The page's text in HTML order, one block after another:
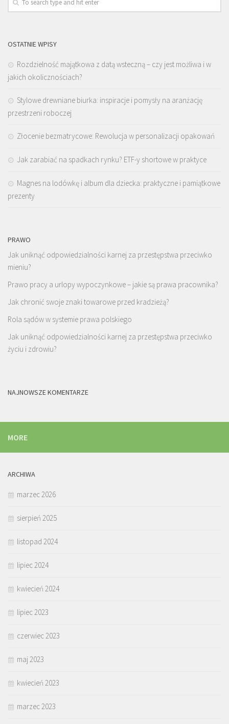
OSTATNIE WPISY
Rozdzielność majątkowa z datą wsteczną – czy jest możliwa i w
jakich okolicznościach?
Stylowe drewniane biurka: inspiracje i pomysły na aranżację
przestrzeni roboczej
Złocenie bezmatrycowe: Rewolucja w personalizacji opakowań
Jak zarabiać na spadkach rynku? ETF-y shortowe w praktyce
Magnes na lodówkę i album dla dziecka: praktyczne i pamiątkowe
prezenty
PRAWO
Jak uniknąć odpowiedzialności karnej za przestępstwa przeciwko
mieniu?
Prawo pracy a urlopy wypoczynkowe – jakie są prawa pracownika?
Jak chronić swoje znaki towarowe przed kradzieżą?
Rola sądów w systemie prawa polskiego
Jak uniknąć odpowiedzialności karnej za przestępstwa przeciwko
życiu i zdrowiu?
NAJNOWSZE KOMENTARZE
MORE
ARCHIWA
marzec 2026
sierpień 2025
listopad 2024
lipiec 2024
kwiecień 2024
lipiec 2023
czerwiec 2023
maj 2023
kwiecień 2023
marzec 2023